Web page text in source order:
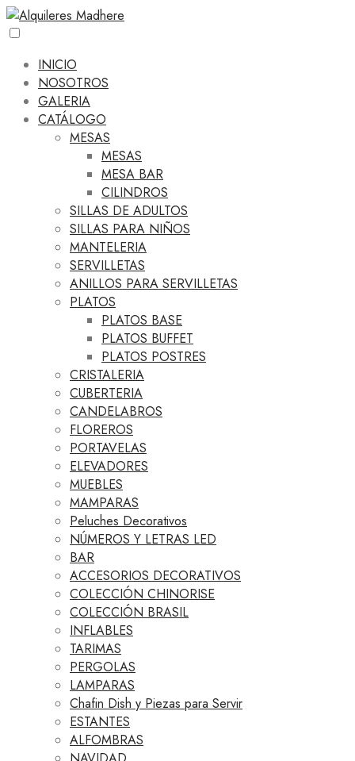
INICIO
NOSOTROS
GALERIA
CATÁLOGO
MESAS
MESAS
MESA BAR
CILINDROS
SILLAS DE ADULTOS
SILLAS PARA NIÑOS
MANTELERIA
SERVILLETAS
ANILLOS PARA SERVILLETAS
PLATOS
PLATOS BASE
PLATOS BUFFET
PLATOS POSTRES
CRISTALERIA
CUBERTERIA
CANDELABROS
FLOREROS
PORTAVELAS
ELEVADORES
MUEBLES
MAMPARAS
Peluches Decorativos
NÚMEROS Y LETRAS LED
BAR
ACCESORIOS DECORATIVOS
COLECCIÓN CHINORISE
COLECCIÓN BRASIL
INFLABLES
TARIMAS
PERGOLAS
LAMPARAS
Chafin Dish y Piezas para Servir
ESTANTES
ALFOMBRAS